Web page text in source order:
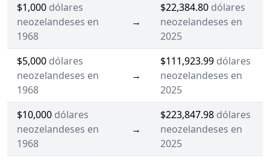
$1,000 dólares
neozelandeses en
1968
→
$22,384.80 dólares
neozelandeses en
2025
$5,000 dólares
neozelandeses en
1968
→
$111,923.99 dólares
neozelandeses en
2025
$10,000 dólares
neozelandeses en
1968
→
$223,847.98 dólares
neozelandeses en
2025